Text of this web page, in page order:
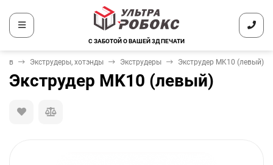
С ЗАБОТОЙ О ВАШЕЙ 3Д ПЕЧАТИ
Экструдеры, хотэнды Экструдеры Экструдер MK10 (левый)
Экструдер MK10 (левый)